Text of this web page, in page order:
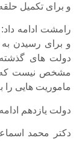
و برای تکمیل حلقه 1404 ، به هر دانشگاه ماموریتی محول
رامشت ادامه
دولت های
مشخص نیست که
ماموریت هایی را
دولت یازدهم
دکتر محمد